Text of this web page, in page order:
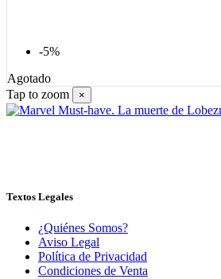
-5%
Agotado
Tap to zoom
×
Textos Legales
¿Quiénes Somos?
Aviso Legal
Política de Privacidad
Condiciones de Venta